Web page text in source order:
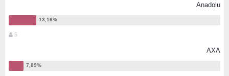
Anadolu
5
AXA